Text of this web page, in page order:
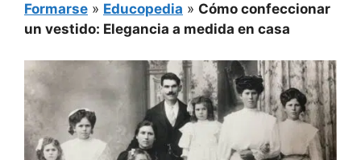
Formarse » Educopedia » Cómo confeccionar
un vestido: Elegancia a medida en casa